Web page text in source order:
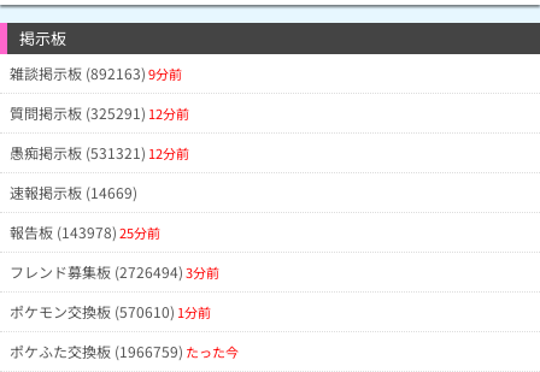
掲示板
雑談掲示板 (892163)9分前
質問掲示板 (325291) 12分前
愚痴掲示板 (531321) 12分前
速報掲示板 (14669)
報告板 (143978)25分前
フレンド募集板 (2726494)3分前
ポケモン交換板 (570610) 1分前
ポケふた交換板 (1966759) たった今